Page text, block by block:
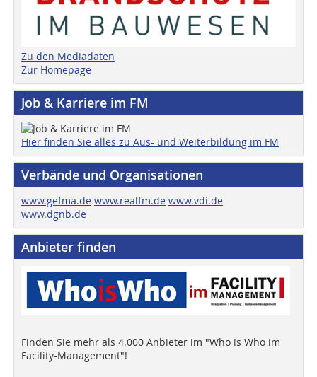
Zu den Mediadaten
Zur Homepage
Job & Karriere im FM
Hier finden Sie alles zu Aus- und Weiterbildung im FM
Verbände und Organisationen
www.gefma.de www.realfm.de www.vdi.de
www.dgnb.de
Anbieter finden
Finden Sie mehr als 4.000 Anbieter im "Who is Who im
Facility-Management"!